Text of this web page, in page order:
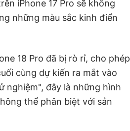
iPhone 17 Pro sẽ không
những màu sắc kinh điển
18 Pro đã bị rò rỉ, cho phép
cùng dự kiến ra mắt vào
nghiệm", đây là những hình
thể phân biệt với sản